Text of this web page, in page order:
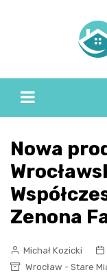
Nowa
Zenona
Michał Kozicki
Wrocław - Stare